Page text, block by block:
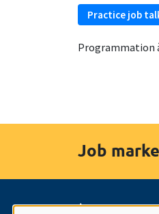
Practice job
Programmation
Job
À propos Nos